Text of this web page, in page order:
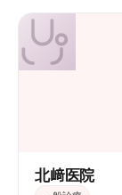
北﨑医院